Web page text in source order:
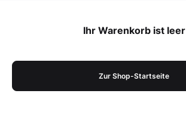
Ihr Warenkorb ist leer
Zur Shop-Startseite